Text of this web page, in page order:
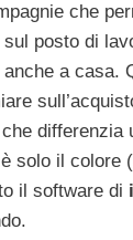
che
posto di
a casa.
differenzia
è solo il colore
il software di